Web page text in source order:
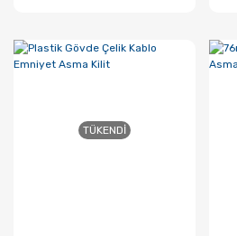
TÜKENDI